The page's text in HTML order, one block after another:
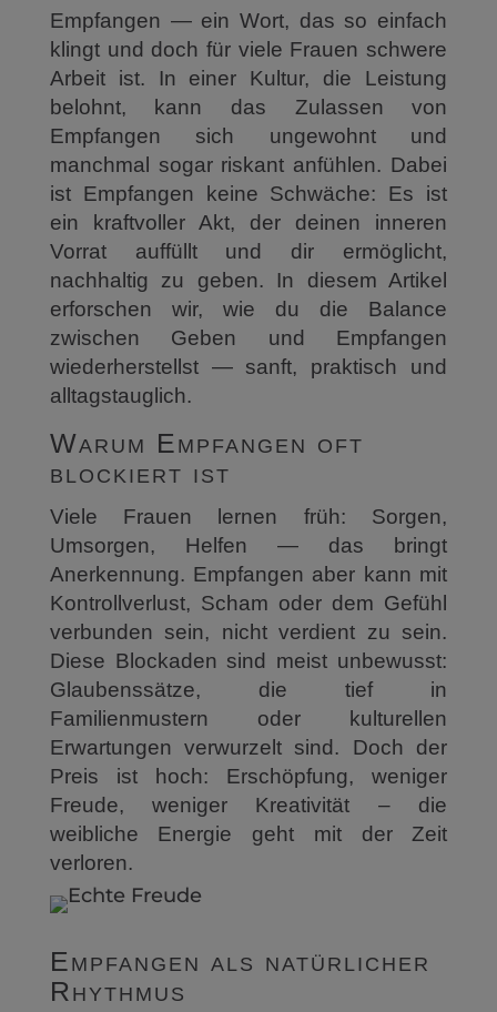
Empfangen — ein Wort, das so einfach
klingt und doch für viele Frauen schwere
Arbeit ist. In einer Kultur, die Leistung
belohnt, kann das Zulassen von
Empfangen sich ungewohnt und
manchmal sogar riskant anfühlen. Dabei
ist Empfangen keine Schwäche: Es ist
ein kraftvoller Akt, der deinen inneren
Vorrat auffüllt und dir ermöglicht,
nachhaltig zu geben. In diesem Artikel
erforschen wir, wie du die Balance
zwischen Geben und Empfangen
wiederherstellst — sanft, praktisch und
alltagstauglich.
Warum Empfangen oft
blockiert ist
Viele Frauen lernen früh: Sorgen,
Umsorgen, Helfen — das bringt
Anerkennung. Empfangen aber kann mit
Kontrollverlust, Scham oder dem Gefühl
verbunden sein, nicht verdient zu sein.
Diese Blockaden sind meist unbewusst:
Glaubenssätze, die tief in
Familienmustern oder kulturellen
Erwartungen verwurzelt sind. Doch der
Preis ist hoch: Erschöpfung, weniger
Freude, weniger Kreativität – die
weibliche Energie geht mit der Zeit
verloren.
Empfangen als natürlicher
Rhythmus